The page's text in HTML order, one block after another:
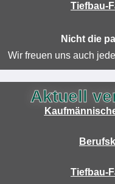
Tiefbau-
Nicht die
Wir freuen uns auch
Aktuell
Tiefbau-